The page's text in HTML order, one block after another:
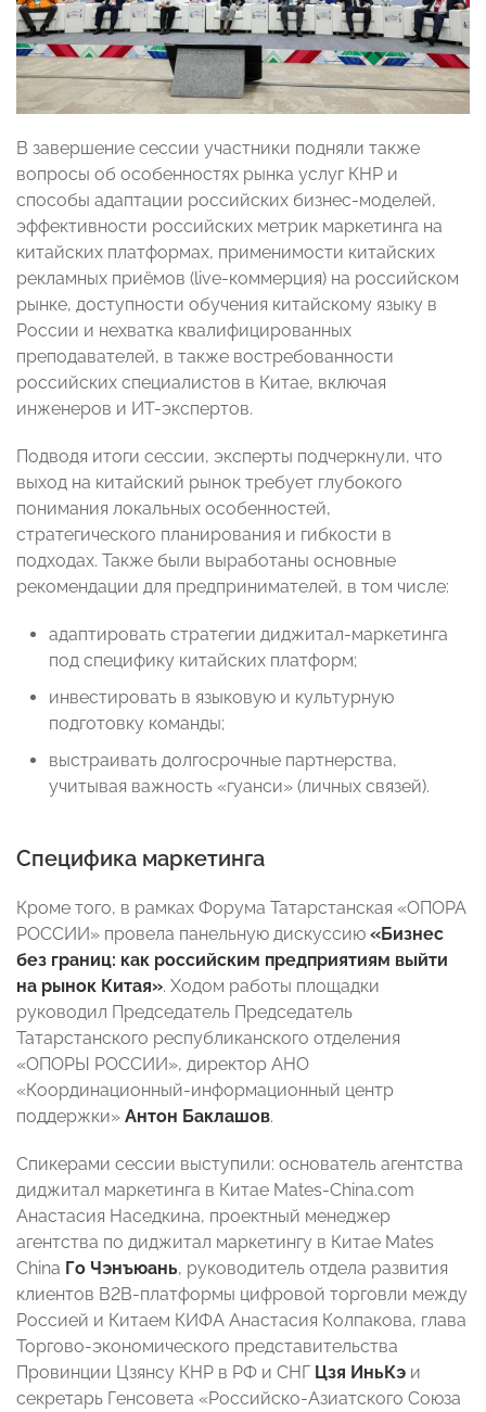
В завершение сессии участники подняли также
вопросы об особенностях рынка услуг КНР и
способы адаптации российских бизнес-моделей,
эффективности российских метрик маркетинга на
китайских платформах, применимости китайских
рекламных приёмов (live-коммерция) на российском
рынке, доступности обучения китайскому языку в
России и нехватка квалифицированных
преподавателей, в также востребованности
российских специалистов в Китае, включая
инженеров и ИТ-экспертов.
Подводя итоги сессии, эксперты подчеркнули, что
выход на китайский рынок требует глубокого
понимания локальных особенностей,
стратегического планирования и гибкости в
подходах. Также были выработаны основные
рекомендации для предпринимателей, в том числе:
адаптировать стратегии диджитал-маркетинга
под специфику китайских платформ;
инвестировать в языковую и культурную
подготовку команды;
выстраивать долгосрочные партнерства,
учитывая важность «гуанси» (личных связей).
Специфика маркетинга
Кроме того, в рамках Форума Татарстанская «ОПОРА
РОССИИ» провела панельную дискуссию «Бизнес
без границ: как российским предприятиям выйти
на рынок Китая». Ходом работы площадки
руководил Председатель Председатель
Татарстанского республиканского отделения
«ОПОРЫ РОССИИ», директор АНО
«Координационный-информационный центр
поддержки» Антон Баклашов.
Спикерами сессии выступили: основатель агентства
диджитал маркетинга в Китае Mates-China.com
Анастасия Наседкина, проектный менеджер
агентства по диджитал маркетингу в Китае Mates
China Го Чэнъюань, руководитель отдела развития
клиентов B2B-платформы цифровой торговли между
Россией и Китаем КИФА Анастасия Колпакова, глава
Торгово-экономического представительства
Провинции Цзянсу КНР в РФ и СНГ Цзя ИньКэ и
секретарь Генсовета «Российско-Азиатского Союза